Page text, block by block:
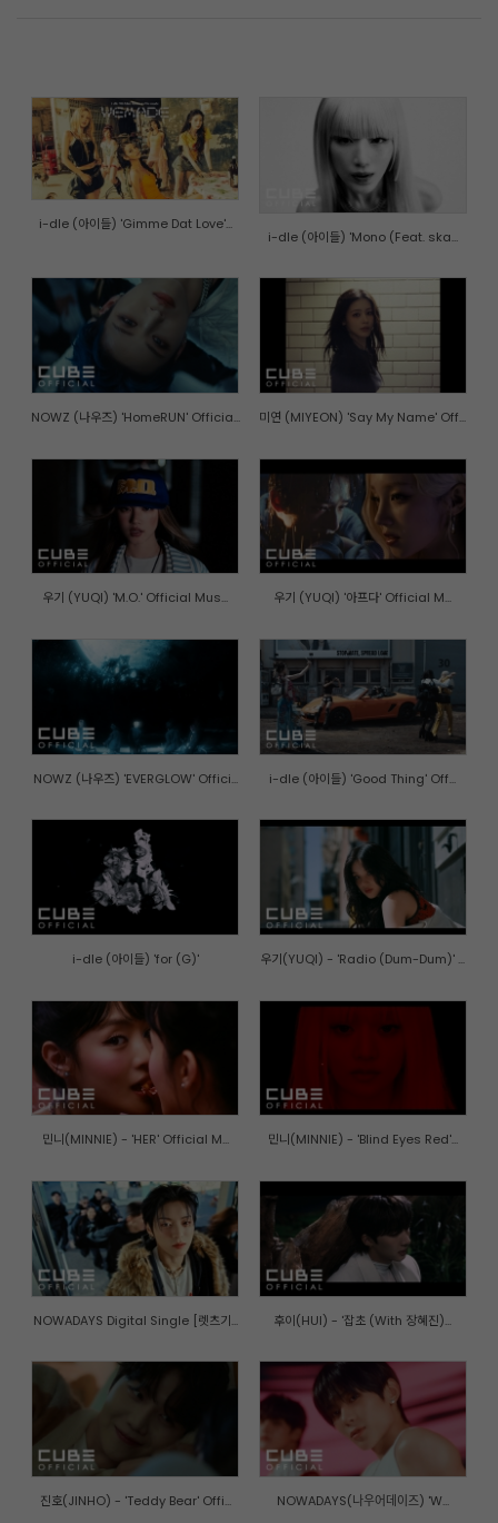
i-dle (아이들) 'Gimme Dat Love'...
i-dle (아이들) 'Mono (Feat. ska...
NOWZ (나우즈) 'HomeRUN' Officia... 미연 (MIYEON) 'Say My Name' Off...
우기 (YUQI) 'M.O.' Official Mus... 우기 (YUQI) '아프다' Official M...
NOWZ (나우즈) 'EVERGLOW' Offici... i-dle (아이들) 'Good Thing' Off...
i-dle (아이들) 'for (G)' 우기(YUQI) - 'Radio (Dum-Dum)' ...
민니(MINNIE) - 'HER' Official M... 민니(MINNIE) - 'Blind Eyes Red'...
NOWADAYS Digital Single [렛츠기... 후이(HUI) - '잡초 (With 장혜진)...
진호(JINHO) - 'Teddy Bear' Offi... NOWADAYS(나우어데이즈) 'W...